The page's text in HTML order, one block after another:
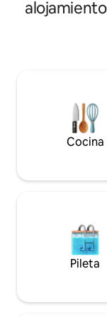
Cocina
Pileta